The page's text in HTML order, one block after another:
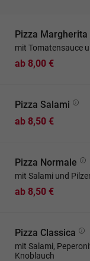
Pizza Margherita
mit Tomatensauce
ab 8,00 €
Pizza Salami
ab 8,50 €
Pizza Normale
mit Salami und
ab 8,50 €
Pizza Classica
mit Salami,
Knoblauch